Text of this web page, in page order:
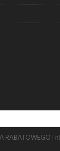
RABATOWEGO i